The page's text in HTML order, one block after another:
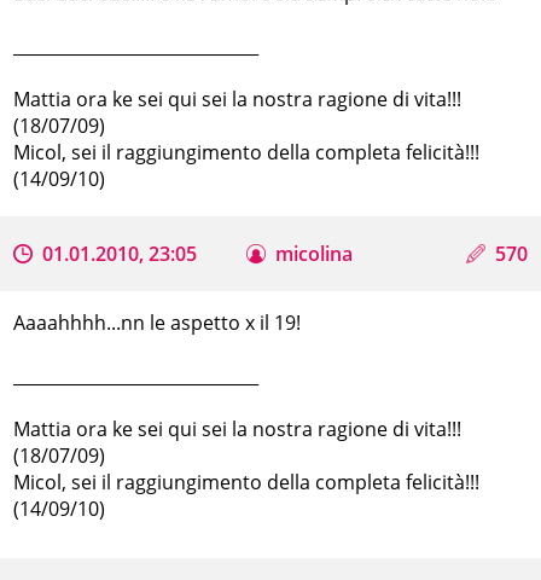
Mattia ora ke sei qui sei la nostra ragione di vita!!!
(18/07/09)
Micol, sei il raggiungimento della completa felicità!!!
(14/09/10)
01.01.2010, 23:05 micolina 570
Aaaahhhh...nn le aspetto x il 19!
Mattia ora ke sei qui sei la nostra ragione di vita!!!
(18/07/09)
Micol, sei il raggiungimento della completa felicità!!!
(14/09/10)